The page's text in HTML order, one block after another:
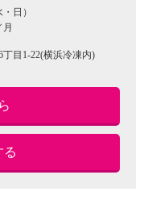
日）
月
目1-22(横浜冷凍内)
る